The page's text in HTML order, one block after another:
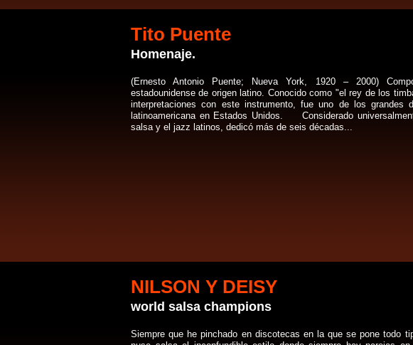
Tito Puente
Homenaje.
(Ernesto Antonio Puente; Nueva York, 1920 – 2000)
estadounidense de origen latino. Conocido como "el rey de los
interpretaciones con este instrumento, fue uno de los grandes
latinoamericana en Estados Unidos. Considerado
salsa y el jazz latinos, dedicó más de seis décadas...
NILSON Y DEISY
world salsa champions
Siempre que he pinchado en discotecas en la que se pone todo